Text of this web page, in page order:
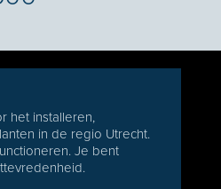
het installeren,
in de regio Utrecht.
Je bent